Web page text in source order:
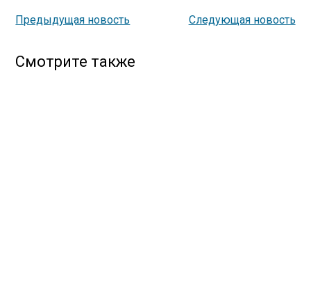
Предыдущая новость Следующая новость
Смотрите также